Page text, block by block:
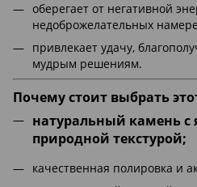
оберегает от негативной
недоброжелательных
привлекает удачу,
мудрым решениям.
Почему стоит выбрать
натуральный камень
природной текстурой;
качественная полировка и